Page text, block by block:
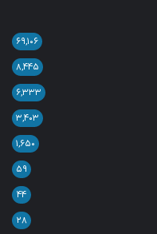
۶۹,۱۰۶
۸,۴۴۵
۶,۳۳۳
۳,۴۰۳
۱,۶۵۰
۵۹
۴۴
۲۸